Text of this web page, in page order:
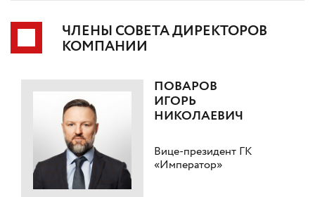
ЧЛЕНЫ СОВЕТА ДИРЕКТОРОВ
КОМПАНИИ
ПОВАРОВ
ИГОРЬ
НИКОЛАЕВИЧ
Вице-президент ГК
«Император»